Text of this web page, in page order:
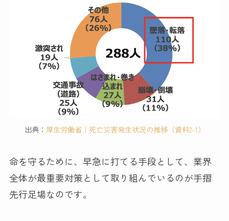
出典： 厚生労働省｜死亡災害発生状況の推移（資料2-1）
命を守るために、早急に打てる手段として、業界
全体が最重要対策として取り組んでいるのが手摺
先行足場なのです。